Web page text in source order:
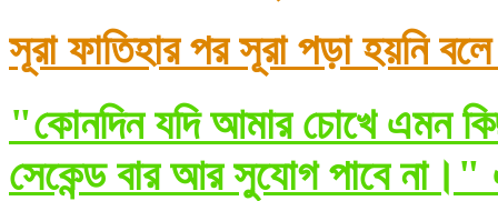
সূরা ফাতিহার পর সূরা পড়া হয়নি
"কোনদিন যদি আমার চোখে এমন
সেকেন্ড বার আর সুযোগ পাবে না।"